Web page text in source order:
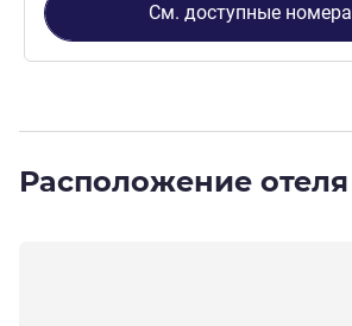
См. доступные номера
Расположение отеля